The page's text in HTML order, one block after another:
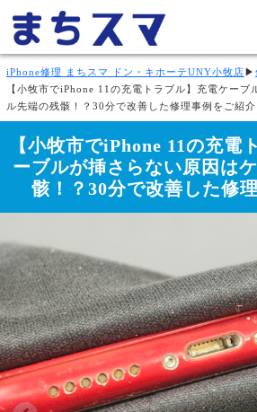
iPhone修理 まちスマ ドン・キホーテUNY小牧店 ▶
【小牧市でiPhone 11の充電トラブル】充電ケーブ
ル先端の残骸！？30分で改善した修理事例をご紹介
【小牧市でiPhone 11の充電
ーブルが挿さらない原因は
骸！？30分で改善した修